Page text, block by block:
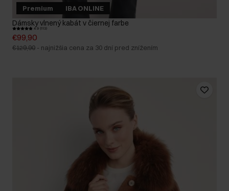
Premium IBA ONLINE
Dámsky vlnený kabát v čiernej farbe
4.9 (113)
€99,90
€129,90 - najnižšia cena za 30 dní pred znížením